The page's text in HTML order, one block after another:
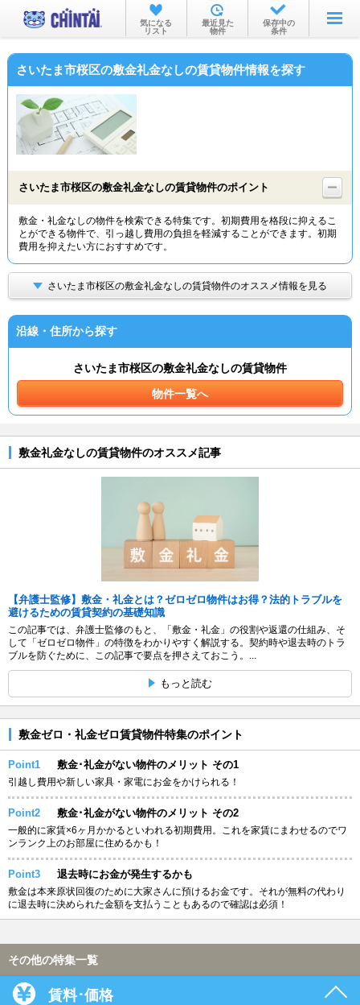
お部屋を探す
沿線・駅から
物件特集から
TOP
気になる
リスト
最近見た
物件
保存中の
条件
さいたま市桜区の敷金礼金なしの賃貸物件情報を探す
さいたま市桜区の敷金礼金なしの賃貸物件のポイント
敷金・礼金なしの物件を検索できる特集です。初期費用を格段に抑えるこ
とができる物件で、引っ越し費用の負担を軽減することができます。初期
費用を抑えたい方におすすめです。
さいたま市桜区の敷金礼金なしの賃貸物件のオススメ情報を見る
沿線・住所から探す
さいたま市桜区の敷金礼金なしの賃貸物件
物件一覧へ
敷金礼金なしの賃貸物件のオススメ記事
【弁護士監修】敷金・礼金とは？ゼロゼロ物件はお得？法的トラブルを
避けるための賃貸契約の基礎知識
この記事では、弁護士監修のもと、「敷金・礼金」の役割や返還の仕組み、そ
して「ゼロゼロ物件」の特徴をわかりやすく解説する。契約時や退去時のトラ
ブルを防ぐために、この記事で要点を押さえておこう。...
もっと読む
敷金ゼロ・礼金ゼロ賃貸物件特集のポイント
Point1 敷金･礼金がない物件のメリット その1
引越し費用や新しい家具・家電にお金をかけられる！
Point2 敷金･礼金がない物件のメリット その2
一般的に家賃×6ヶ月かかるといわれる初期費用。これを家賃にまわせるのでワ
ンランク上のお部屋に住めるかも！
Point3 退去時にお金が発生するかも
敷金は本来原状回復のために大家さんに預けるお金です。それが無料の代わり
に退去時に決められた金額を支払うこともあるので確認は必須！
その他の特集一覧
賃料･価格